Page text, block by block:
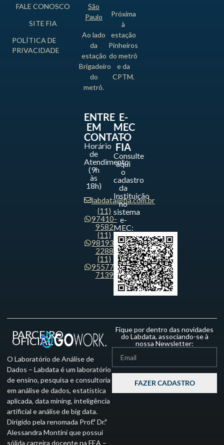
FALE CONOSCO
SITE FIA
POLÍTICA DE
PRIVACIDADE
São
Paulo
Ao lado
da
estação
Brigadeiro
do
metrô.
Próxima
à
estação
Pinheiros
do metrô
e da
CPTM.
ENTRE
EM
CONTATO
Horário
de
Atendimento
(9h
às
18h)
labdata@fia.com.br
(11)
97410-
9582
(11)
98193-
2288
(11)
95577-
7139
E-
MEC
-
FIA
Consulte
aqui
o
cadastro
da
Instituição
no
sistema
e-
MEC:
PARCEIRO
OFICIAL
O Laboratório de Análise de
Dados – Labdata é um laboratório
de ensino, pesquisa e consultoria
em análise de dados, estatística
aplicada, data mining, inteligência
artificial e análise de big data.
Dirigido pela renomada Prof.ª Dr.ª
Alessandra Montini que possui
sólida carreira docente na FEA –
Fique por dentro das novidades
do Labdata, associando-se à
nossa Newsletter:
FAZER CADASTRO